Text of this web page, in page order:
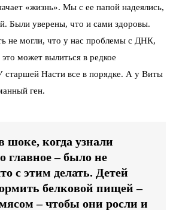
«жизнь». Мы с ее папой надеялись,
Были уверены, что и сами здоровы.
не могли, что у нас проблемы с ДНК,
может вылиться в редкое
старшей Насти все в порядке. А у Виты
ген.
когда узнали
главное – было не
с этим делать. Детей
белковой пищей –
– чтобы они росли и